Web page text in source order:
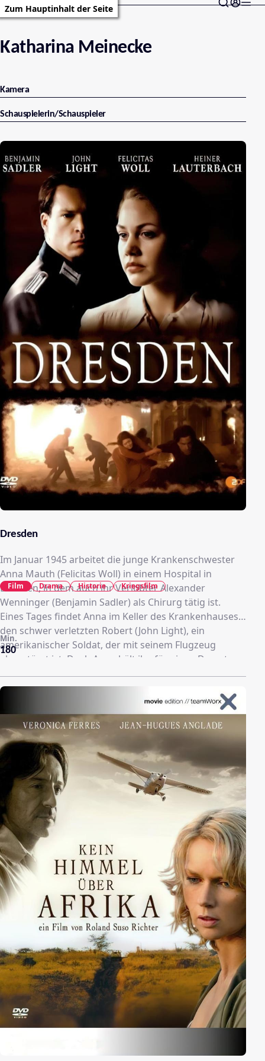
Zum Hauptinhalt der Seite
Katharina Meinecke
Kamera
Schauspielerin/Schauspieler
Dresden
Im Januar 1945 arbeitet die junge Krankenschwester
Anna Mauth (Felicitas Woll) in einem Hospital in
Dresden, in dem auch ihr Verlobter Alexander
Wenninger (Benjamin Sadler) als Chirurg tätig ist.
Eines Tages findet Anna im Keller des Krankenhauses
den schwer verletzten Robert (John Light), ein
amerikanischer Soldat, der mit seinem Flugzeug
abgestürzt ist. Doch Anna hält ihn für einen Deserteur
und hilft ihn. Als die Gestapo das Krankenhaus
durchsucht, riskiert Anna alles, um Robert das Leben
zu retten und versteckt ihn in den Katakomben der
Frauenkirche. Doch während der Angriff der Alliierten
immer näher rückt, muss Anna erkennen, wen sie
wirklich gerettet hat und auch, welche Gefühle sie für
Robert hegt. Kurz darauf beginnen die Bomben auf
Dresden zu fallen.
180
Min.
Film Drama Historie Kriegsfilm